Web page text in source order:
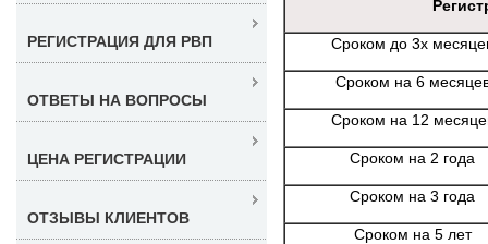
Сроком до 3х
Сроком на 6
Сроком на 12
Сроком на 2 года
Сроком на 3 года
Сроком на 5 лет
РЕГИСТРАЦИЯ ДЛЯ РВП
ОТВЕТЫ НА ВОПРОСЫ
ЦЕНА РЕГИСТРАЦИИ
ОТЗЫВЫ КЛИЕНТОВ